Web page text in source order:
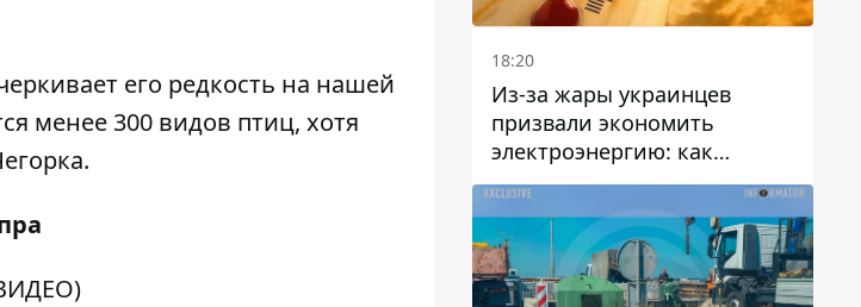
его редкость на нашей
менее 300 видов птиц, хотя
18:20
Из-за жары украинцев
призвали экономить
электроэнергию: как
избежать перегрузки сетей